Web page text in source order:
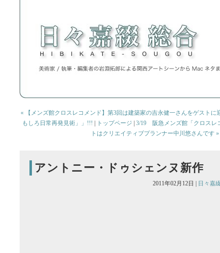
« 【メンズ館クロスレコメンド】第3回は建築家の吉永健一さんをゲストに
もしろ日常再発見術」」!!!
トップページ
3/19 阪急メンズ館「クロスレ
トはクリエイティブプランナー中川悠さんです »
アントニー・ドゥシェンヌ新作
2011年02月12日 | 日々嘉